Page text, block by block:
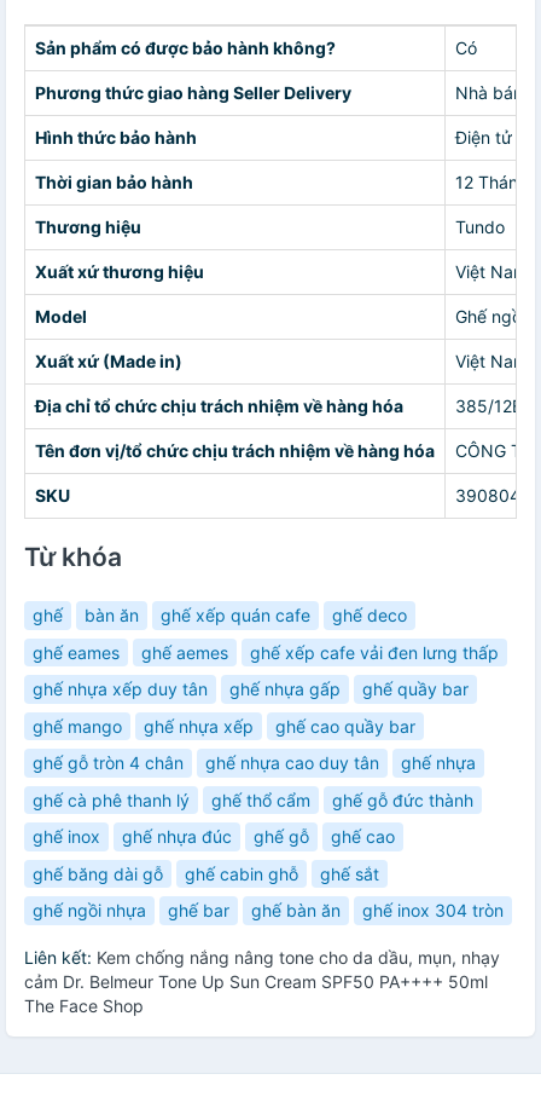
Sản phẩm có được bảo hành không? Có
Phương thức giao hàng Seller Delivery Nhà bán
Hình thức bảo hành Điện tử
Thời gian bảo hành 12 Tháng
Thương hiệu Tundo
Xuất xứ thương hiệu Việt Nam
Model Ghế ngồi
Xuất xứ (Made in) Việt Nam
Địa chỉ tổ chức chịu trách nhiệm về hàng hóa 385/12B
Tên đơn vị/tổ chức chịu trách nhiệm về hàng hóa CÔNG TY
SKU
Từ khóa
ghế bàn ăn ghế xếp quán cafe
ghế deco
ghế eames
ghế aemes
ghế xếp cafe vải đen lưng thấp
ghế nhựa xếp duy tân
ghế nhựa gấp
ghế quầy bar
ghế mango
ghế nhựa xếp
ghế cao quầy bar
ghế gỗ tròn 4 chân
ghế nhựa cao duy tân
ghế nhựa
ghế cà phê thanh lý
ghế thổ cẩm
ghế gỗ đức thành
ghế inox
ghế nhựa đúc ghế gỗ
ghế cao
ghế băng dài gỗ
ghế cabin ghỗ
ghế sắt
ghế ngồi nhựa
ghế bar ghế bàn ăn ghế inox 304 tròn
Liên kết: Kem chống nắng nâng tone cho da dầu, mụn, nhạy
cảm Dr. Belmeur Tone Up Sun Cream SPF50 PA++++ 50ml
The Face Shop